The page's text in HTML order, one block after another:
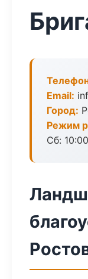
Email:
Город:
Режим
Сб: